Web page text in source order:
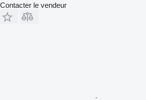
Contacter le vendeur